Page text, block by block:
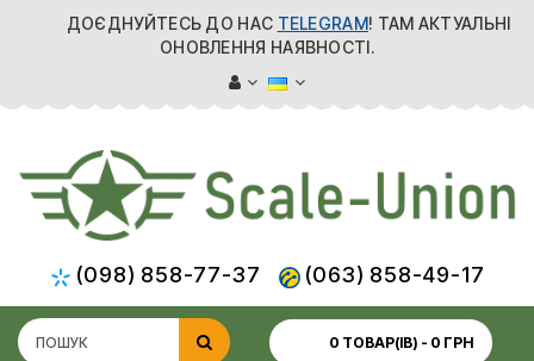
ДОЄДНУЙТЕСЬ ДО НАС TELEGRAM! ТАМ АКТУАЛЬНІ
ОНОВЛЕННЯ НАЯВНОСТІ.
(098) 858-77-37 (063) 858-49-17
0 ТОВАР(ІВ) - 0 ГРН